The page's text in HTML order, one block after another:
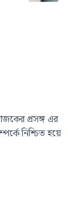
প্রসঙ্গ এর
নিশ্চিত হয়ে